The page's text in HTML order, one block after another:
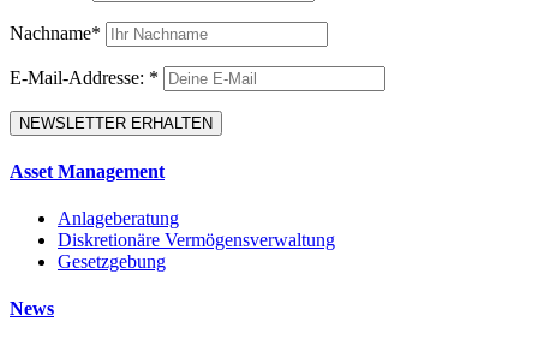
Nachname*
E-Mail-Addresse: *
Asset Management
Anlageberatung
Diskretionäre Vermögensverwaltung
Gesetzgebung
News